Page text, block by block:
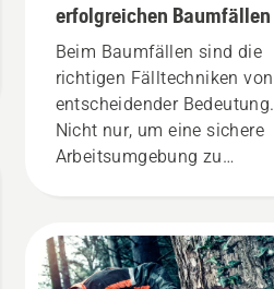
erfolgreichen Baumfällen
Beim Baumfällen sind die
richtigen Fälltechniken von
entscheidender Bedeutung.
Nicht nur, um eine sichere
Arbeitsumgebung zu